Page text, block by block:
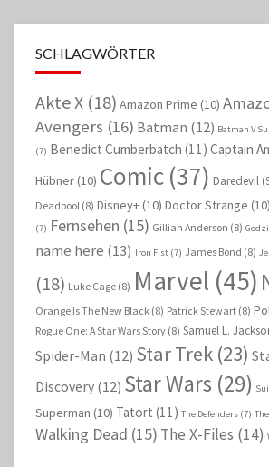
SCHLAGWÖRTER
Akte X (18) Amazon Prime (10)
Avengers (16) Batman (12) Batman V
(7) Benedict Cumberbatch (11) Captain
Hübner (10) Comic (37) Daredevil
Deadpool (8) Disney+ (10) Doctor Strange (10)
(7) Fernsehen (15) Gillian Anderson (8)
name here (13) Iron Fist (7) James Bond (8)
(18) Luke Cage (8) Marvel (45)
Orange Is The New Black (8) Patrick Stewart (8)
Rogue One: A Star Wars Story (8) Samuel L.
Spider-Man (12) Star Trek (23)
Discovery (12) Star Wars (29)
Superman (10) Tatort (11) The Defenders (7)
Walking Dead (15) The X-Files (14)